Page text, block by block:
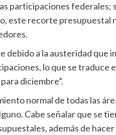
participaciones federales;
este recorte presupuestal
debido a la austeridad que
lo que se traduce
diciembre”.
normal de todas las
Cabe señalar que se
además de